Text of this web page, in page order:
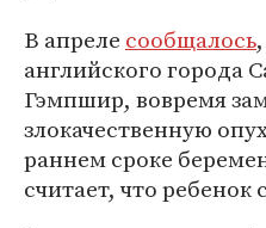
В апреле сообщалось
английского города
Гэмпшир, вовремя
злокачественную
раннем сроке
считает, что ребенок